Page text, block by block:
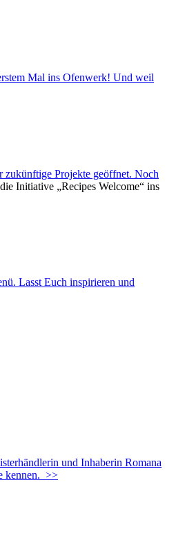
Mal ins Ofenwerk! Und weil
Projekte geöffnet. Noch
Initiative „Recipes Welcome“ ins
Lasst Euch inspirieren und
und Inhaberin Romana
kennen. >>